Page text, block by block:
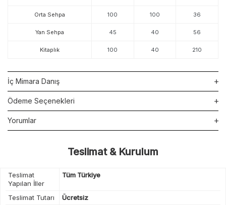
Orta Sehpa 100 100 36
Yan Sehpa 45 40 56
Kitaplık 100 40 210
İç Mimara Danış
Ödeme Seçenekleri
Yorumlar
Teslimat & Kurulum
Teslimat
Yapılan İller
Tüm Türkiye
Teslimat Tutarı
Ücretsiz